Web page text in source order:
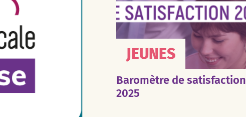
JEUNES
Baromètre de satisfaction
2025